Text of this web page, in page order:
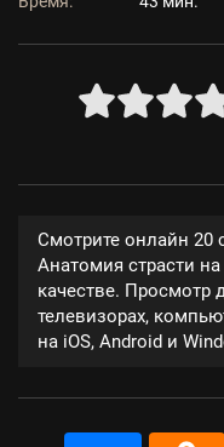
Смотрите онлайн 20
Анатомия страсти
качестве. Просмотр
телевизорах,
на iOS, Android и